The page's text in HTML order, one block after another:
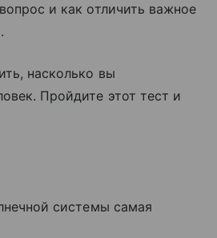
и как отличить важное
насколько вы
Пройдите этот тест и
системы самая